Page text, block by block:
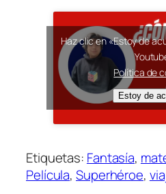
Haz clic en «Estoy de
Política de
Estoy de
Etiquetas: Fantasía,
Película, Superhéroe,